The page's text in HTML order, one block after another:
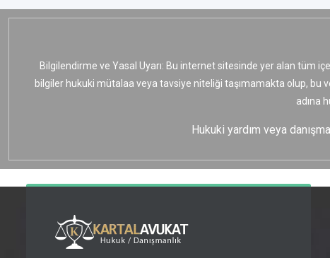
Bilgilendirme ve Yasal Uyarı: Bu internet sitesinde yer alan tüm
bilgiler hukuki mütalaa veya tavsiye niteliği taşımamakta olup, bu
adına
Hukuki yardım veya